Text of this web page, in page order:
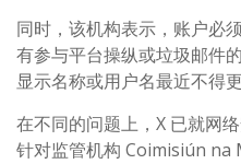
同时，该机构表示，账户必
有参与平台操纵或垃圾邮件
显示名称或用户名最近不得更
在不同的问题上，X 已就网
针对监管机构 Coimisiún na